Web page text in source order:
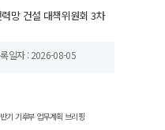
망 건설 대책위원회 3차
일자 : 2026-08-05